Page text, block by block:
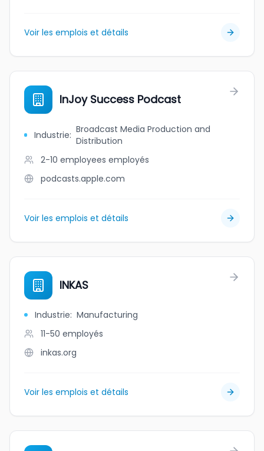
Voir les emplois et détails
InJoy Success Podcast
Industrie: Broadcast Media Production and
Distribution
2-10 employees employés
podcasts.apple.com
Voir les emplois et détails
INKAS
Industrie: Manufacturing
11-50 employés
inkas.org
Voir les emplois et détails